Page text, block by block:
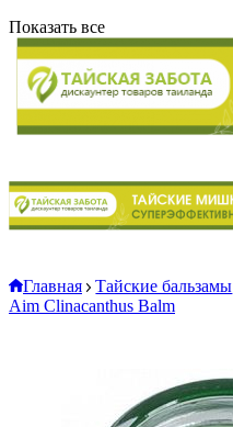
Показать все
Главная Тайские бальзамы
Aim Clinacanthus Balm